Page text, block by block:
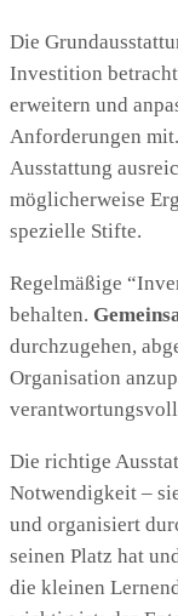
Die
Investition
erweitern und
Anforderungen
Ausstattung
möglicherweise
spezielle Stifte.
Regelmäßige
behalten.
durchzugehen,
Organisation
Die richtige
Notwendigkeit –
und organisiert
seinen Platz hat
die kleinen